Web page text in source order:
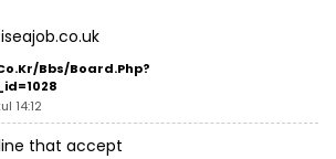
bbs/board.php?
14:12
that accept